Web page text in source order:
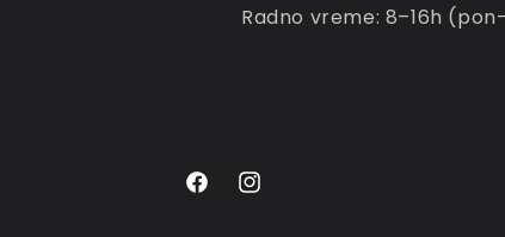
Radno vreme: 8–16h
FacebookInstagram